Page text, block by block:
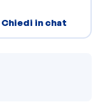
Chiedi in chat